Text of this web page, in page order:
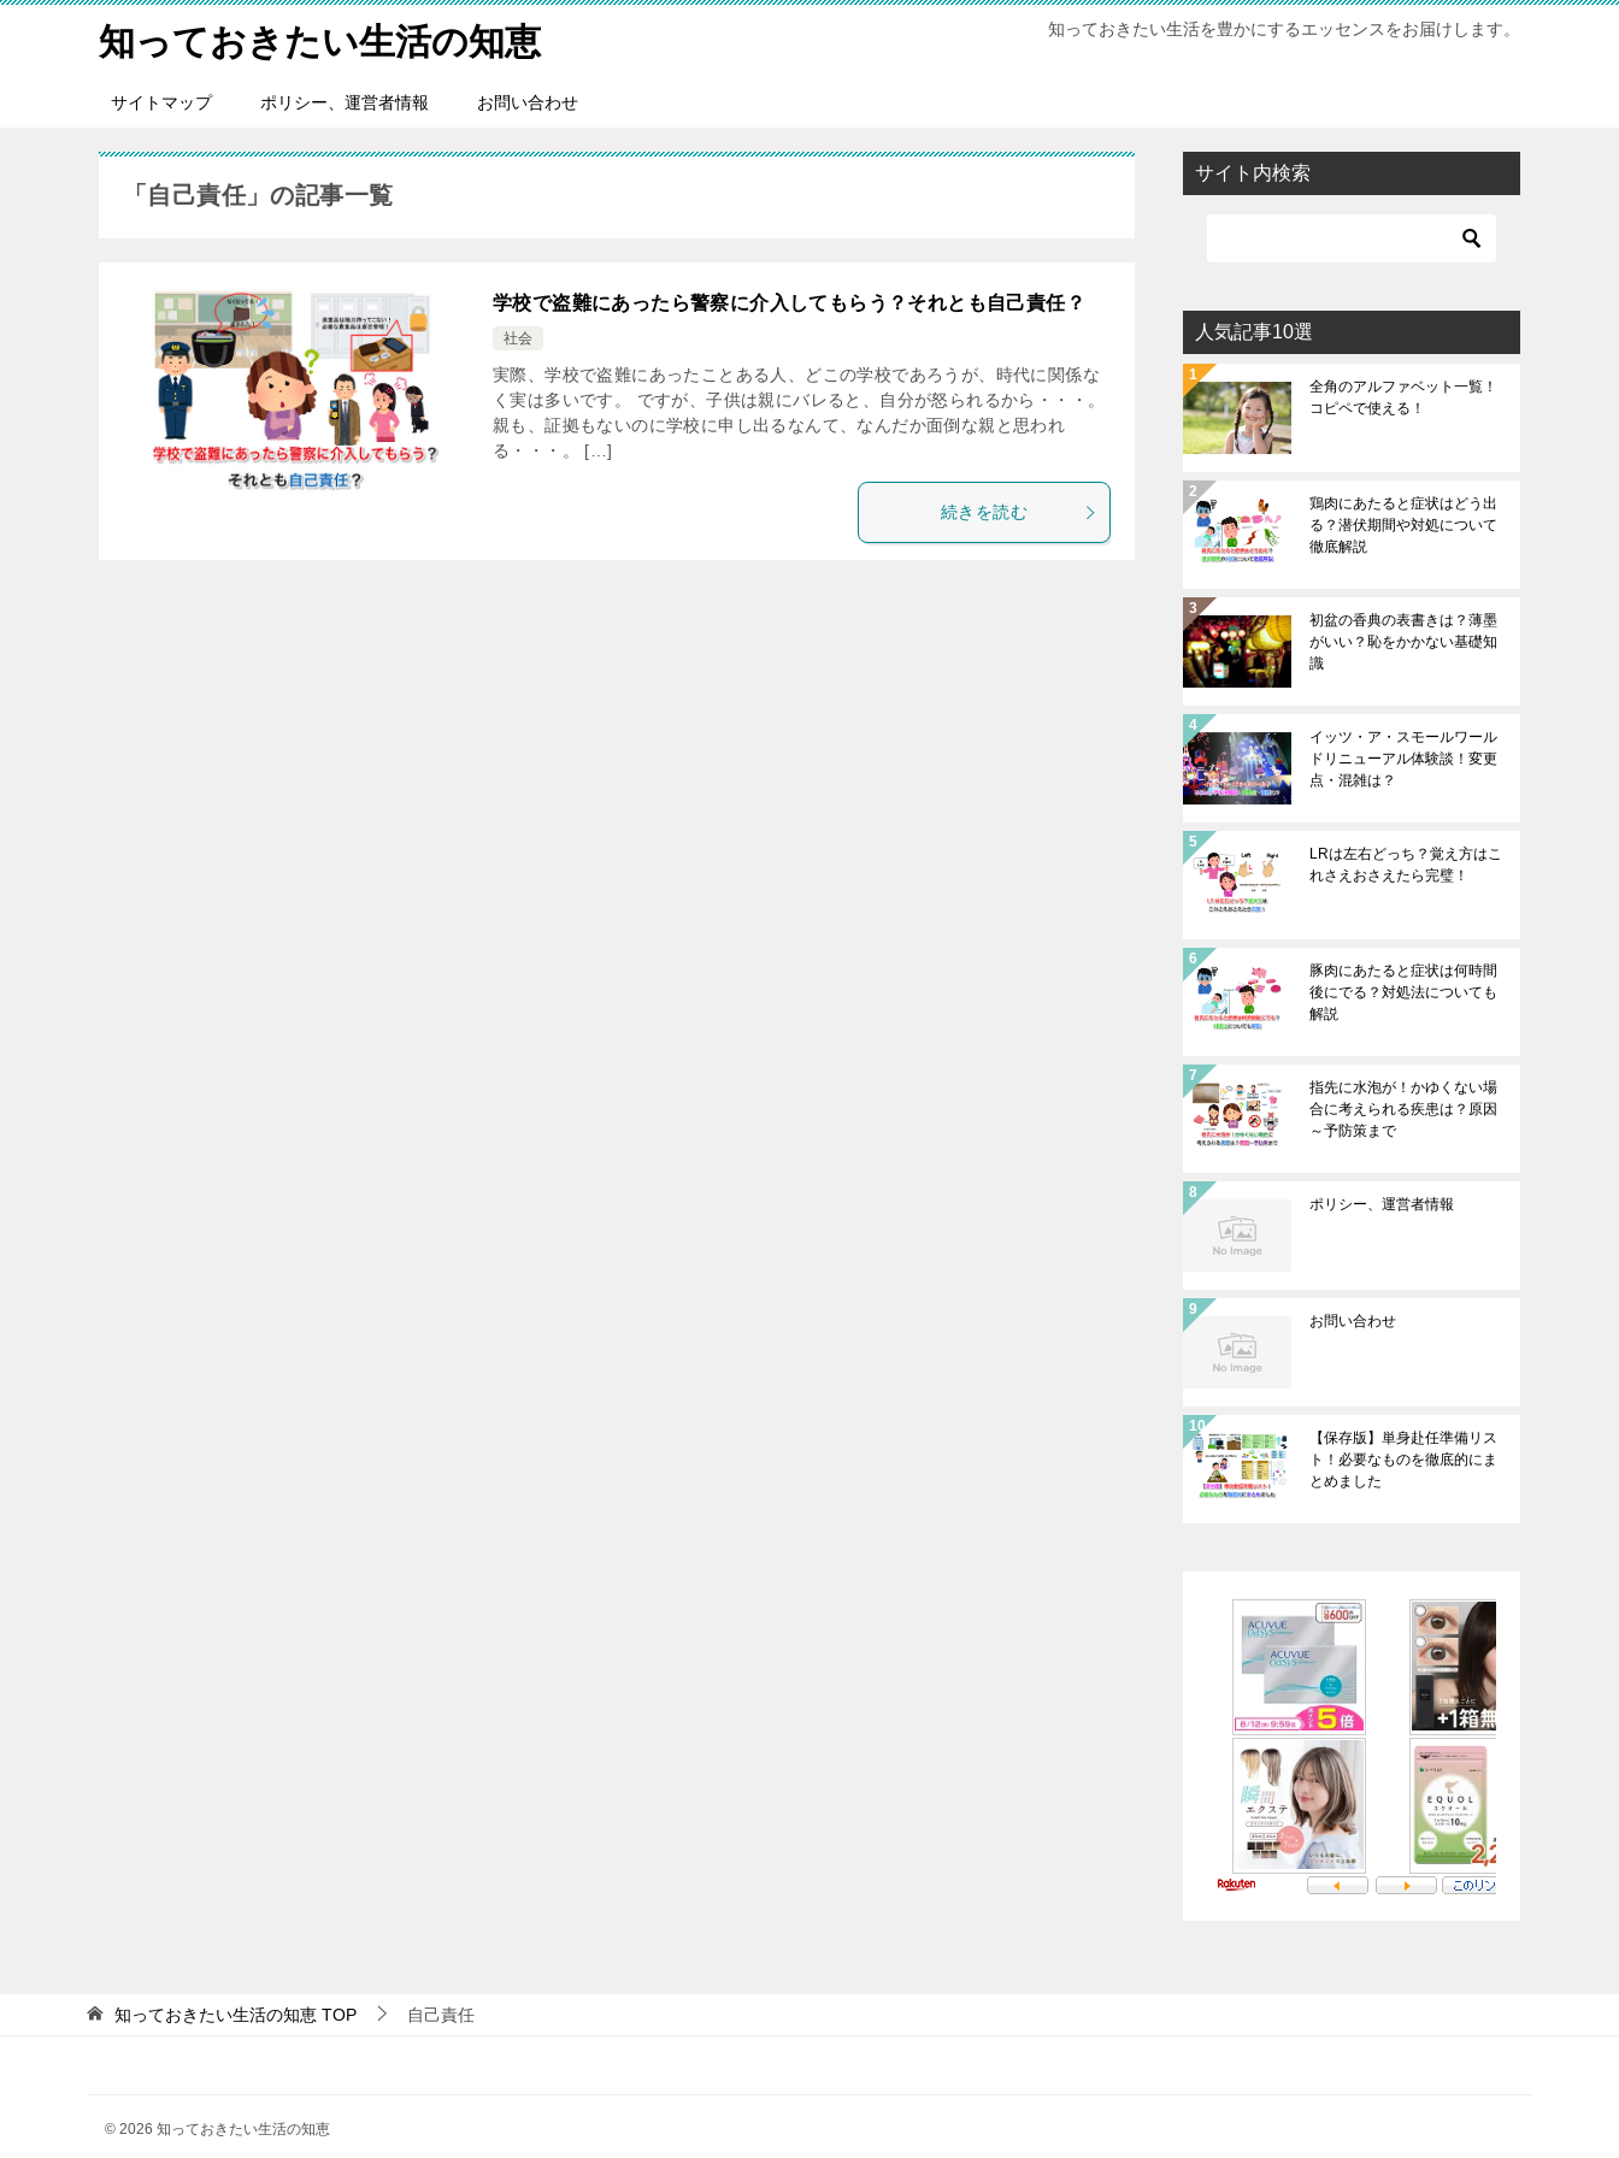
知っておきたい生活の知恵 知っておきたい生活を豊かにするエッセンスをお届けします。
サイトマップ ポリシー、運営者情報 お問い合わせ
「自己責任」の記事一覧
学校で盗難にあったら警察に介入してもらう？それとも自己責任？
社会
実際、学校で盗難にあったことある人、どこの学校であろうが、時代に関係な
く実は多いです。 ですが、子供は親にバレると、自分が怒られるから・・・。
親も、証拠もないのに学校に申し出るなんて、なんだか面倒な親と思われ
る・・・。 […]
続きを読む
サイト内検索
人気記事10選
全角のアルファベット一覧！
コピペで使える！
鶏肉にあたると症状はどう出
る？潜伏期間や対処について
徹底解説
初盆の香典の表書きは？薄墨
がいい？恥をかかない基礎知
識
イッツ・ア・スモールワール
ドリニューアル体験談！変更
点・混雑は？
LRは左右どっち？覚え方はこ
れさえおさえたら完璧！
豚肉にあたると症状は何時間
後にでる？対処法についても
解説
指先に水泡が！かゆくない場
合に考えられる疾患は？原因
～予防策まで
ポリシー、運営者情報
お問い合わせ
【保存版】単身赴任準備リス
ト！必要なものを徹底的にま
とめました
知っておきたい生活の知恵 TOP 自己責任
© 2026 知っておきたい生活の知恵